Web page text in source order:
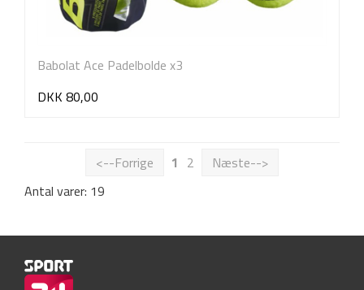
Babolat Ace Padelbolde x3
DKK 80,00
<--Forrige 1 2
Næste-->
Antal varer: 19